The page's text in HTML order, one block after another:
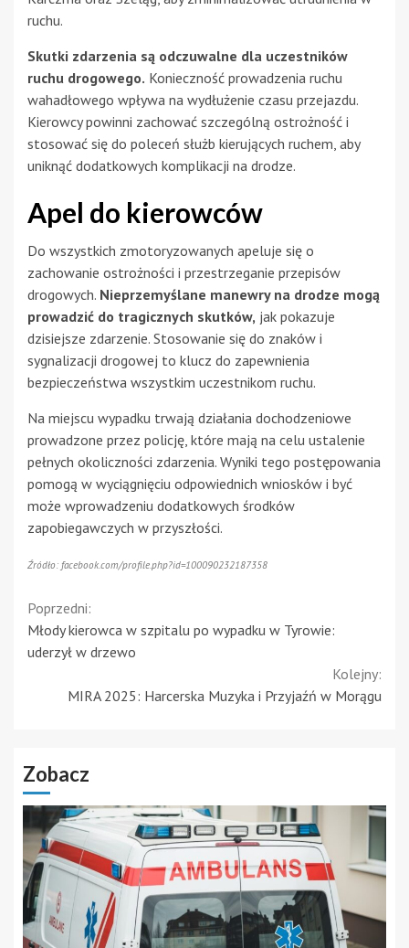
ruchu.
Skutki zdarzenia są odczuwalne dla uczestników
ruchu drogowego. Konieczność prowadzenia ruchu
wahadłowego wpływa na wydłużenie czasu przejazdu.
Kierowcy powinni zachować szczególną ostrożność i
stosować się do poleceń służb kierujących ruchem, aby
uniknąć dodatkowych komplikacji na drodze.
Apel do kierowców
Do wszystkich zmotoryzowanych apeluje się o
zachowanie ostrożności i przestrzeganie przepisów
drogowych. Nieprzemyślane manewry na drodze mogą
prowadzić do tragicznych skutków, jak pokazuje
dzisiejsze zdarzenie. Stosowanie się do znaków i
sygnalizacji drogowej to klucz do zapewnienia
bezpieczeństwa wszystkim uczestnikom ruchu.
Na miejscu wypadku trwają działania dochodzeniowe
prowadzone przez policję, które mają na celu ustalenie
pełnych okoliczności zdarzenia. Wyniki tego postępowania
pomogą w wyciągnięciu odpowiednich wniosków i być
może wprowadzeniu dodatkowych środków
zapobiegawczych w przyszłości.
Źródło: facebook.com/profile.php?id=100090232187358
Continue
Reading
Poprzedni:
Młody kierowca w szpitalu po wypadku w Tyrowie:
uderzył w drzewo
Kolejny:
MIRA 2025: Harcerska Muzyka i Przyjaźń w Morągu
Zobacz